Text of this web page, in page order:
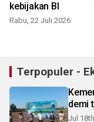
kebijakan BI
Rabu, 22 Juli 2026
Terpopuler -
demi
Jul 18th